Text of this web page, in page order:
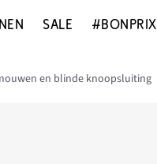
SALE #BONPRIX
en blinde knoopsluiting